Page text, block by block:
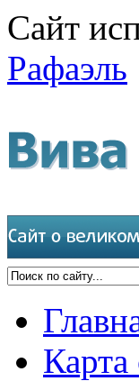
Сайт
Рафаэль